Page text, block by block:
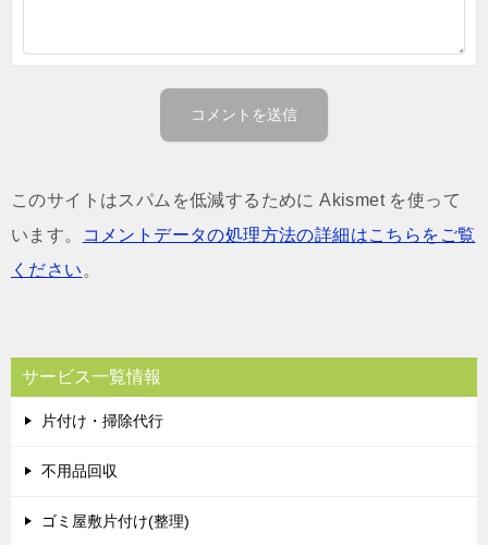
このサイトはスパムを低減するために Akismet を使って
います。
コメントデータの処理方法の詳細はこちらをご覧
ください 。
サービス一覧情報
片付け・掃除代行
不用品回収
ゴミ屋敷片付け(整理)